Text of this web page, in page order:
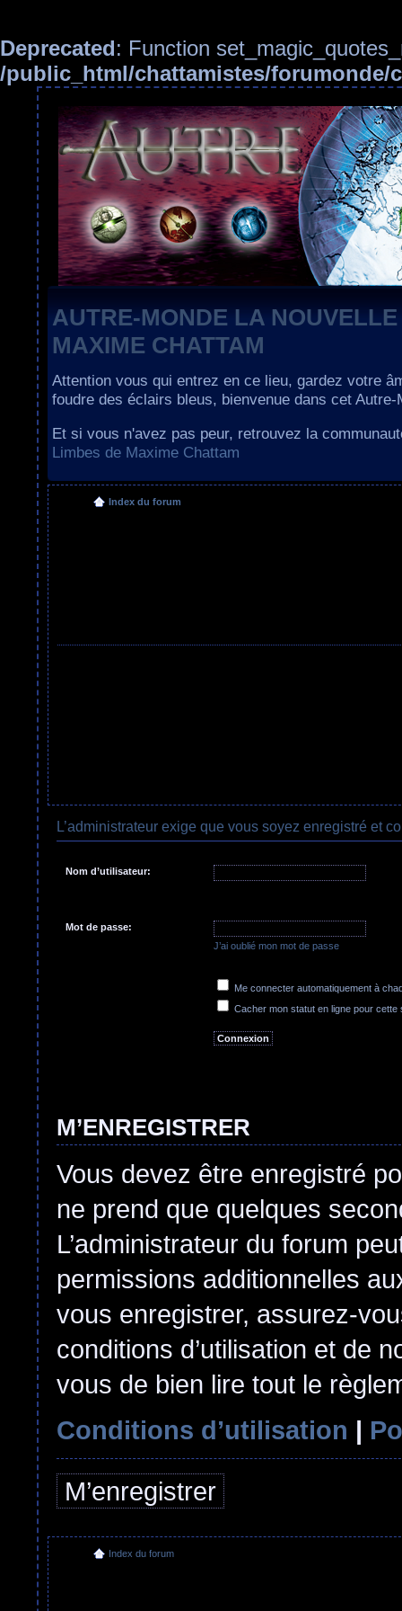
Deprecated: Function
/public_html/chattamistes/forumonde/
AUTRE-MONDE LA
MAXIME CHATTAM
Attention vous qui entrez en ce lieu, gardez votre
foudre des éclairs bleus, bienvenue dans cet Autre-
Et si vous n'avez pas peur, retrouvez la
Limbes de Maxime Chattam
Index du forum
L’administrateur exige que vous soyez enregistré et
Nom d’utilisateur:
Mot de passe:
J’ai oublié mon mot de passe
Me connecter automatiquement à
Cacher mon statut en ligne pour cette
M’ENREGISTRER
Vous devez être enregistré
ne prend que quelques
L’administrateur du forum
permissions additionnelles
vous enregistrer, assurez-
conditions d’utilisation et de
vous de bien lire tout le
Conditions d’utilisation |
M’enregistrer
Index du forum